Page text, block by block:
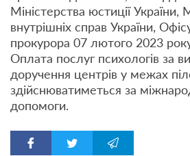
Міністерства юстиції України,
внутрішніх справ України,
прокурора 07 лютого 2023
Оплата послуг психологів за
доручення центрів у межах
здійснюватиметься за
допомоги.